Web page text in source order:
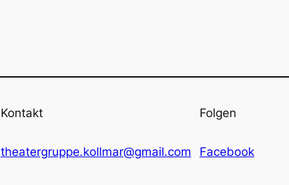
Kontakt
theatergruppe.kollmar@gmail.com
Folgen
Facebook